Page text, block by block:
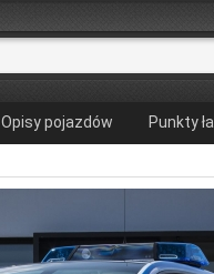
Opisy pojazdów Punkty